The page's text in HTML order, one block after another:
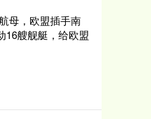
母，欧盟插手南
16艘舰艇，给欧盟